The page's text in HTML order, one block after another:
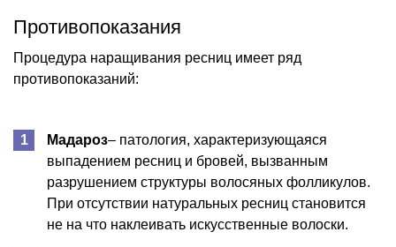
Противопоказания
Процедура наращивания ресниц имеет ряд
противопоказаний:
Мадароз– патология, характеризующаяся
выпадением ресниц и бровей, вызванным
разрушением структуры волосяных фолликулов.
При отсутствии натуральных ресниц становится
не на что наклеивать искусственные волоски.